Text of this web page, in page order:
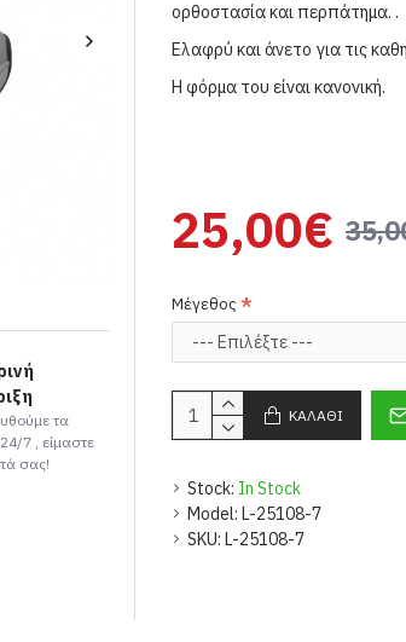
τα
7 , είμαστε
σας!
ορθοστασία και περπάτημα. .
Ελαφρύ και άνετο για τις
Η φόρμα του είναι κανονική.
Stock: In Stock
Model: L-25108-7
SKU: L-25108-7
25,00€
Μέγεθος
ΚΑΛΆΘΙ